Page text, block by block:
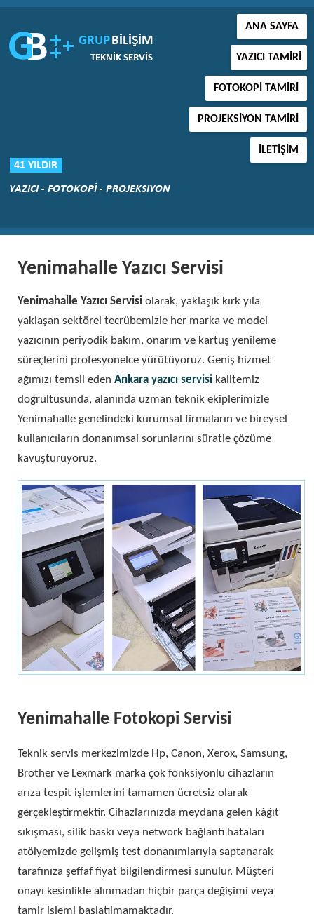
ANA SAYFA
YAZICI TAMIRI
FOTOKOPI TAMIRI
PROJEKSIYON TAMIRI
İLETIŞIM
Yenimahalle Yazıcı Servisi
Yenimahalle Yazıcı Servisi olarak, yaklaşık kırk yıla
yaklaşan sektörel tecrübemizle her marka ve model
yazıcının periyodik bakım, onarım ve kartuş yenileme
süreçlerini profesyonelce yürütüyoruz. Geniş hizmet
ağımızı temsil eden Ankara yazıcı servisi kalitemiz
doğrultusunda, alanında uzman teknik ekiplerimizle
Yenimahalle genelindeki kurumsal firmaların ve bireysel
kullanıcıların donanımsal sorunlarını süratle çözüme
kavuşturuyoruz.
Yenimahalle Fotokopi Servisi
Teknik servis merkezimizde Hp, Canon, Xerox, Samsung,
Brother ve Lexmark marka çok fonksiyonlu cihazların
arıza tespit işlemlerini tamamen ücretsiz olarak
gerçekleştirmektir. Cihazlarınızda meydana gelen kâğıt
sıkışması, silik baskı veya network bağlantı hataları
atölyemizde gelişmiş test donanımlarıyla saptanarak
tarafınıza şeffaf fiyat bilgilendirmesi sunulur. Müşteri
onayı kesinlikle alınmadan hiçbir parça değişimi veya
tamir işlemi başlatılmamaktadır.